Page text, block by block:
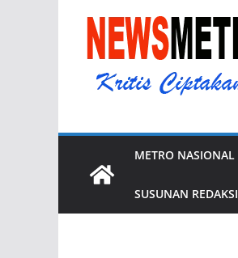
METRO NASIONAL
SUSUNAN REDAKSI